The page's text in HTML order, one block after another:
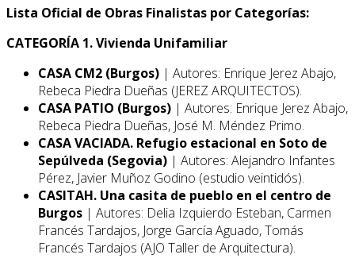
Lista Oficial de Obras Finalistas por Categorías:
CATEGORÍA 1. Vivienda Unifamiliar
CASA CM2 (Burgos) | Autores: Enrique Jerez Abajo,
Rebeca Piedra Dueñas (JEREZ ARQUITECTOS).
CASA PATIO (Burgos) | Autores: Enrique Jerez Abajo,
Rebeca Piedra Dueñas, José M. Méndez Primo.
CASA VACIADA. Refugio estacional en Soto de
Sepúlveda (Segovia) | Autores: Alejandro Infantes
Pérez, Javier Muñoz Godino (estudio veintidós).
CASITAH. Una casita de pueblo en el centro de
Burgos | Autores: Delia Izquierdo Esteban, Carmen
Francés Tardajos, Jorge García Aguado, Tomás
Francés Tardajos (AJO Taller de Arquitectura).